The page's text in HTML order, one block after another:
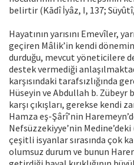
belirtir (Kādî İyâz, I, 137;
Hayatının yarısını Emevîler,
geçiren Mâlik’in kendi
durduğu, mevcut yöneticilere
destek vermediği
karşısındaki tarafsızlığında
Hüseyin ve Abdullah b. Zübeyr
karşı çıkışları, gerekse kendi
Hamza eş-Şârî’nin
Nefsüzzekiyye’nin
çeşitli isyanlar sırasında çok
olumsuz durum ve bunun